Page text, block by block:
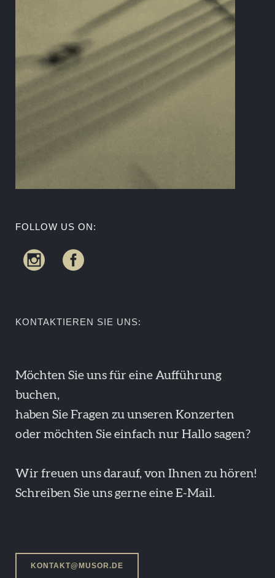
FOLLOW US ON:
KONTAKTIEREN SIE UNS:
Möchten Sie uns für eine Aufführung
buchen,
haben Sie Fragen zu unseren Konzerten
oder möchten Sie einfach nur Hallo sagen?
Wir freuen uns darauf, von Ihnen zu hören!
Schreiben Sie uns gerne eine E-Mail.
KONTAKT@MUSOR.DE